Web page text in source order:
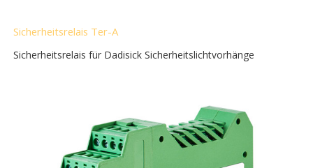
Sicherheitsrelais Ter-A
Sicherheitsrelais für Dadisick Sicherheitslichtvorhänge